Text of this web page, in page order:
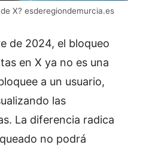
X? esderegiondemurcia.es
de 2024, el bloqueo
en X ya no es una
a un usuario,
las
La diferencia radica
no podrá